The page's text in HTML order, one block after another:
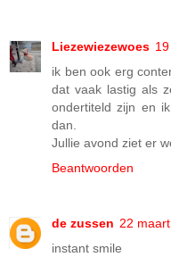
Liezewiezewoes
ik ben ook erg
dat vaak lastig als
ondertiteld zijn en
dan.
Jullie avond ziet er
Beantwoorden
de zussen 22
instant smile